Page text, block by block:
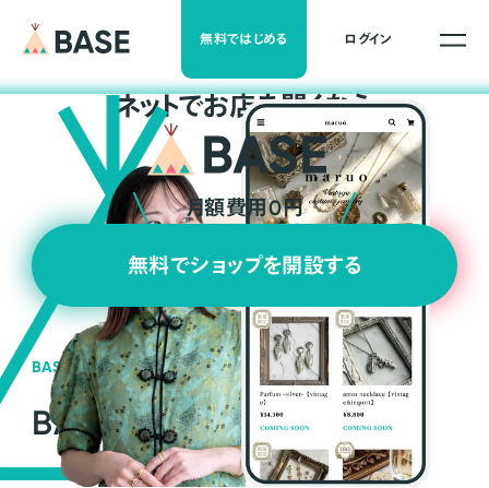
無料ではじめる ログイン
ネットでお店を開くなら
月額費用0円
無料でショップを開設する
BASEの強み
BASEが強い3つの理由